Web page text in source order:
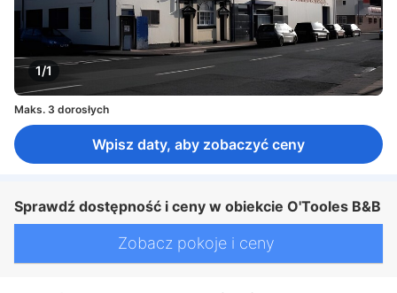
1/1
Maks. 3 dorosłych
Wpisz daty, aby zobaczyć ceny
Sprawdź dostępność i ceny w obiekcie O'Tooles B&B
Zobacz pokoje i ceny